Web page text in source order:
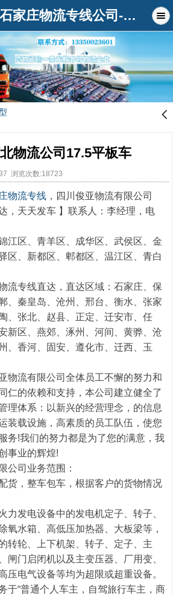
成都到河北石家庄物流专线公司-俊亚物流公司
1 2
󰊒
物流公司17.5平板车
浏览次数:18723
物流专线 ，四川俊亚物流有限公司
，天天发车 】联系人：李经理，电
区、青羊区、成华区、武侯区、金
区、新都区、郫都区、温江区、青白
专线直达，直达区域：石家庄、保
、秦皇岛、沧州、邢台、衡水、张家
、张北、赵县、正定、迁安市、任
新区、燕郊、涿州、河间、黄骅、沧
、香河、固安、遵化市、迁西、玉
流有限公司全体员工不懈的努力和
仁的依赖和支持，本公司建立健全了
理体系：以新兴的经营理念，的信息
装载设施，高素质的员工队伍，使您
务!我们的努力都是为了您的满意，我
事业的辉煌!
司业务范围：
，整车包车，根据客户的货物情况
发电设备中的发电机定子、转子、
氧水箱、高低压加热器、大板梁等，
转轮、上下机架、转子、定子、主
闸门启闭机以及主变压器、厂用变、
压电气设备等均为超限或超重设备。
“普通个人车主，自驾旅行车主，商